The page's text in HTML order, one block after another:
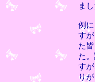
ま
例
す
た
た
す
り